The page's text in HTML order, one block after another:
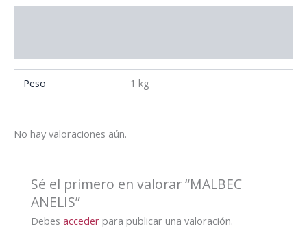
Peso 1 kg
No hay valoraciones aún.
Sé el primero en valorar “MALBEC
ANELIS”
Debesacceder para publicar una valoración.